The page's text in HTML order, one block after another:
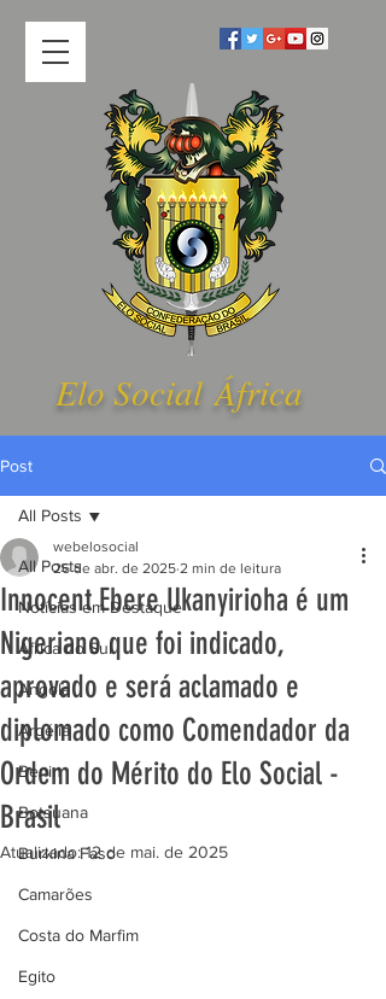
Elo Social África
Post
All Posts
Notícias em Destaque
África do Sul
Angola
Argélia
Benin
Botsuana
Burkina Faso
Camarões
Costa do Marfim
Egito
All Posts
Innocent Ebere Ukanyirioha é um
Nigeriano que foi indicado,
aprovado e será aclamado e
diplomado como Comendador da
Ordem do Mérito do Elo Social -
Brasil
webelosocial
26 de abr. de 2025 2 min de leitura
Atualizado:12 de mai. de 2025